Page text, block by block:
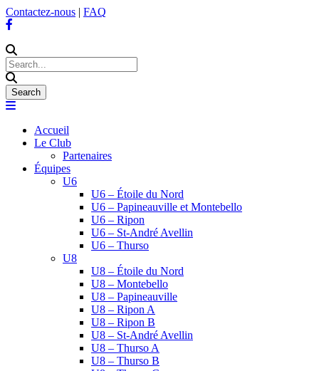
Contactez-nous | FAQ
Accueil
Le Club
Partenaires
Équipes
U6
U6 – Étoile du Nord
U6 – Papineauville et Montebello
U6 – Ripon
U6 – St-André Avellin
U6 – Thurso
U8
U8 – Étoile du Nord
U8 – Montebello
U8 – Papineauville
U8 – Ripon A
U8 – Ripon B
U8 – St-André Avellin
U8 – Thurso A
U8 – Thurso B